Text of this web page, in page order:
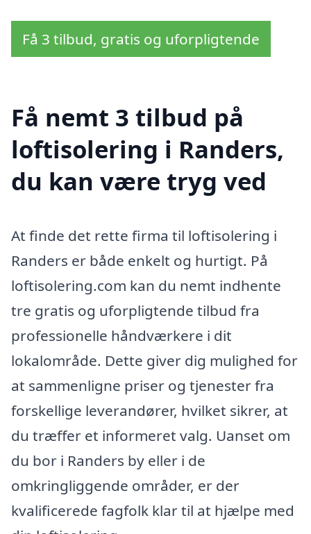
Få 3 tilbud, gratis og uforpligtende
Få nemt 3 tilbud på
loftisolering i Randers,
du kan være tryg ved
At finde det rette firma til loftisolering i
Randers er både enkelt og hurtigt. På
loftisolering.com kan du nemt indhente
tre gratis og uforpligtende tilbud fra
professionelle håndværkere i dit
lokalområde. Dette giver dig mulighed for
at sammenligne priser og tjenester fra
forskellige leverandører, hvilket sikrer, at
du træffer et informeret valg. Uanset om
du bor i Randers by eller i de
omkringliggende områder, er der
kvalificerede fagfolk klar til at hjælpe med